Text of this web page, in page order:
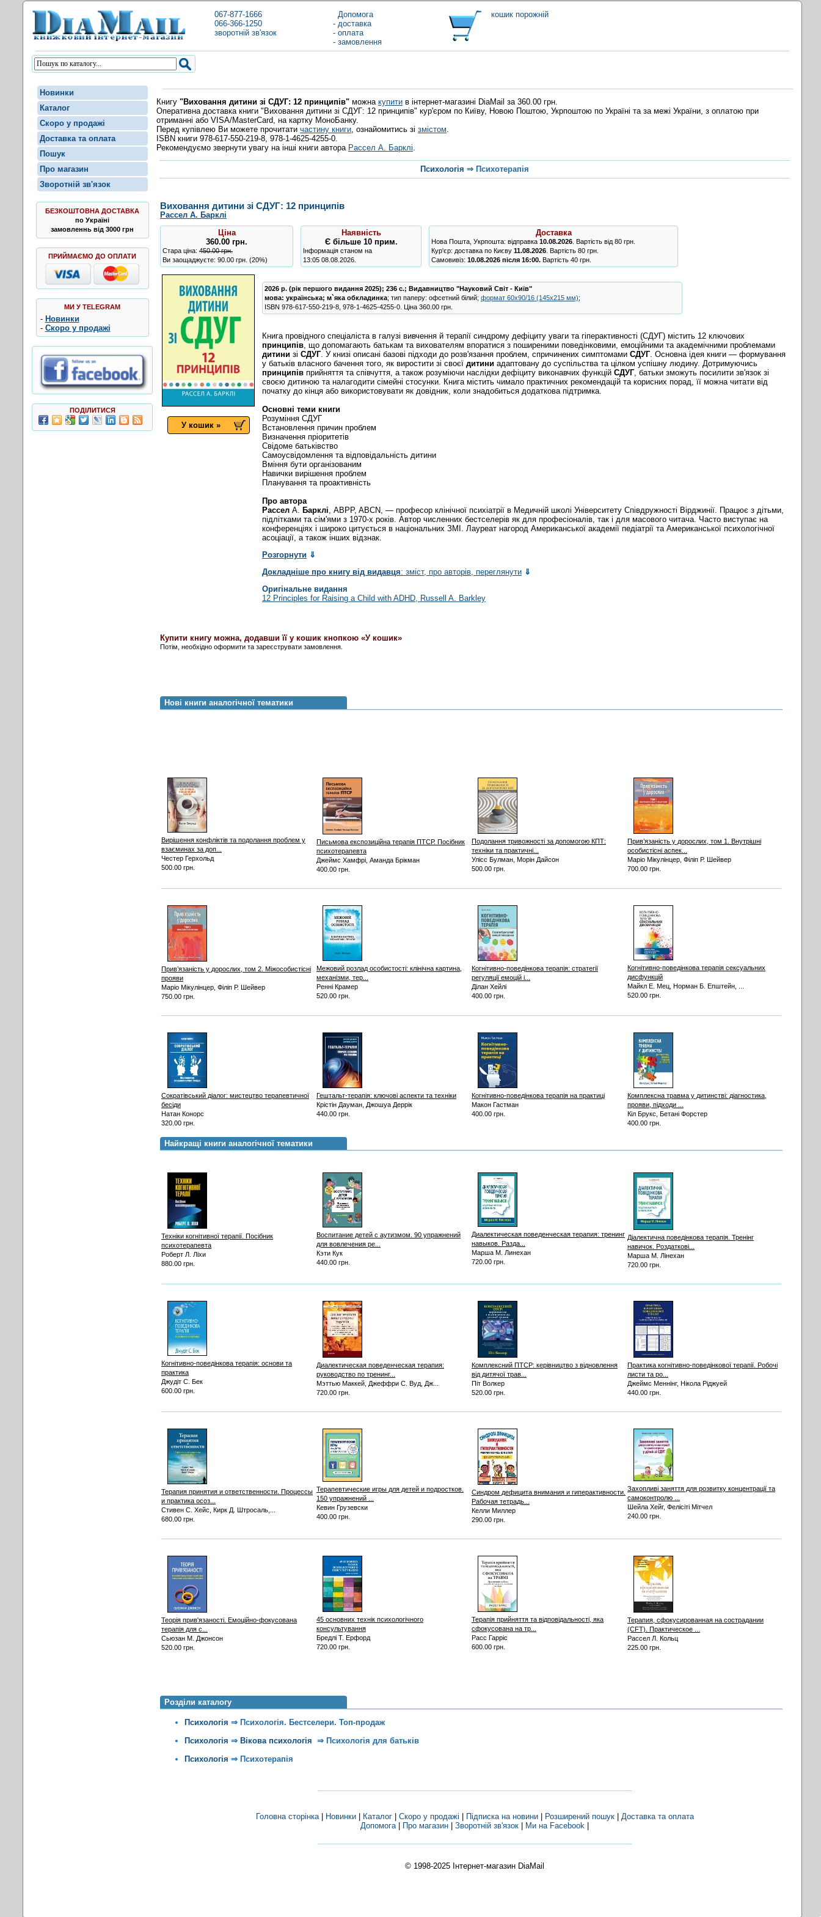
067-877-1666
066-366-1250
зворотній зв'язок
Допомога
- доставка
- оплата
- замовлення
кошик порожній
Новинки
Каталог
Скоро у продажі
Доставка та оплата
Пошук
Про магазин
Зворотній зв'язок
БЕЗКОШТОВНА ДОСТАВКА
по Україні
замовленнь від 3000 грн
ПРИЙМАЄМО ДО ОПЛАТИ
МИ У TELEGRAM
- Новинки
- Скоро у продажі
ПОДІЛИТИСЯ
Книгу "Виховання дитини зі СДУГ: 12 принципів" можна купити в інтернет-магазині DiaMail за 360.00 грн.
Оперативна доставка книги "Виховання дитини зі СДУГ: 12 принципів" кур'єром по Київу, Новою Поштою, Укрпоштою по Україні та за межі України, з оплатою при
отриманні або VISA/MasterCard, на картку МоноБанку.
Перед купівлею Ви можете прочитати частину книги , ознайомитись зі змістом
ISBN книги 978-617-550-219-8, 978-1-4625-4255-0.
Рекомендуємо звернути увагу на інші книги автора Рассел А. Барклі
Психологія ⇒ Психотерапія
Виховання дитини зі СДУГ: 12 принципів
Рассел А. Барклі
Ціна
360.00 грн.
Стара ціна: 450.00 грн.
Ви заощаджуєте: 90.00 грн. (20%)
Наявність
Є більше 10 прим.
Інформація станом на
13:05 08.08.2026.
Доставка
Нова Пошта, Укрпошта: відправка 10.08.2026 . Вартість від 80 грн.
Кур'єр: доставка по Києву 11.08.2026 . Вартість 80 грн.
Самовивіз: 10.08.2026 після 16:00. Вартість 40 грн.
У кошик »
2026 р. (рік першого видання 2025); 236 с.; Видавництво "Науковий Світ - Київ"
мова: українська; м`яка обкладинка; тип паперу: офсетний білий; формат 60х90/16 (145х215 мм);
ISBN 978-617-550-219-8, 978-1-4625-4255-0 Ціна 360.00 грн.
Книга провідного спеціаліста в галузі вивчення й терапії синдрому дефіциту уваги та гіперактивності (СДУГ) містить 12 ключових
принципів, що допомагають батькам та вихователям впоратися з поширеними поведінковими, емоційними та академічними проблемами
дитини зі СДУГ. У книзі описані базові підходи до розв'язання проблем, спричинених симптомами СДУГ. Основна ідея книги — формування
у батьків власного бачення того, як виростити зі своєї дитини адаптовану до суспільства та цілком успішну людину. Дотримуючись
принципів прийняття та співчуття, а також розуміючи наслідки дефіциту виконавчих функцій СДУГ, батьки зможуть посилити зв'язок зі
своєю дитиною та налагодити сімейні стосунки. Книга містить чимало практичних рекомендацій та корисних порад, її можна читати від
початку до кінця або використовувати як довідник, коли знадобиться додаткова підтримка.
Основні теми книги
Розуміння СДУГ
Встановлення причин проблем
Визначення пріоритетів
Свідоме батьківство
Самоусвідомлення та відповідальність дитини
Вміння бути організованим
Навички вирішення проблем
Планування та проактивність
Про автора
Рассел А. Барклі, ABPP, ABCN, — професор клінічної психіатрії в Медичній школі Університету Співдружності Вірджинії. Працює з дітьми,
підлітками та сім'ями з 1970-х років. Автор численних бестселерів як для професіоналів, так і для масового читача. Часто виступає на
конференціях і широко цитується в національних ЗМІ. Лауреат нагород Американської академії педіатрії та Американської психологічної
асоціації, а також інших відзнак.
Розгорнути ⇓
Докладніше про книгу від видавця: зміст, про авторів, переглянути ⇓
Оригінальне видання
12 Principles for Raising a Child with ADHD, Russell A. Barkley
Купити книгу можна, додавши її у кошик кнопкою «У кошик»
Потім, необхідно оформити та зареєструвати замовлення.
Нові книги аналогічної тематики
Вирішення конфліктів та подолання проблем у
взаєминах за доп...
Честер Герхольд
500.00 грн.
Письмова експозиційна терапія ПТСР. Посібник
психотерапевта
Джеймс Хамфрі, Аманда Брікман
400.00 грн.
Подолання тривожності за допомогою КПТ:
техніки та практичні...
Улісс Булман, Морін Дайсон
500.00 грн.
Прив’язаність у дорослих, том 1. Внутрішні
особистісні аспек...
Маріо Мікулінцер, Філіп Р. Шейвер
700.00 грн.
Прив’язаність у дорослих, том 2. Міжособистісні
прояви
Маріо Мікулінцер, Філіп Р. Шейвер
750.00 грн.
Межовий розлад особистості: клінічна картина,
механізми, тер...
Ренні Крамер
520.00 грн.
Когнітивно-поведінкова терапія: стратегії
регуляції емоцій і...
Ділан Хейлі
400.00 грн.
Когнітивно-поведінкова терапія сексуальних
дисфункцій
Майкл Е. Мец, Норман Б. Епштейн, ...
520.00 грн.
Сократівський діалог: мистецтво терапевтичної
бесіди
Натан Конорс
320.00 грн.
Гештальт-терапія: ключові аспекти та техніки
Крістін Дауман, Джошуа Деррік
440.00 грн.
Когнітивно-поведінкова терапія на практиці
Макон Гастман
400.00 грн.
Комплексна травма у дитинстві: діагностика,
прояви, підходи ...
Кіл Брукс, Бетані Форстер
400.00 грн.
Найкращі книги аналогічної тематики
Техніки когнітивної терапії. Посібник
психотерапевта
Роберт Л. Ліхи
880.00 грн.
Воспитание детей с аутизмом. 90 упражнений
для вовлечения ре...
Кэти Кук
440.00 грн.
Диалектическая поведенческая терапия: тренинг
навыков. Разда...
Марша М. Линехан
720.00 грн.
Діалектична поведінкова терапія. Тренінг
навичок. Роздаткові...
Марша М. Лінехан
720.00 грн.
Когнітивно-поведінкова терапія: основи та
практика
Джудіт С. Бек
600.00 грн.
Диалектическая поведенческая терапия:
руководство по тренинг...
Мэттью Маккей, Джеффри С. Вуд, Дж...
720.00 грн.
Комплексний ПТСР: керівництво з відновлення
від дитячої трав...
Піт Волкер
520.00 грн.
Практика когнітивно-поведінкової терапії. Робочі
листи та ро...
Джеймс Меннінг, Нікола Ріджуей
440.00 грн.
Терапия принятия и ответственности. Процессы
и практика осоз...
Стивен С. Хейс, Кирк Д. Штросаль,...
680.00 грн.
Терапевтические игры для детей и подростков.
150 упражнений ...
Кевин Грузевски
400.00 грн.
Синдром дефицита внимания и гиперактивности.
Рабочая тетрадь...
Келли Миллер
290.00 грн.
Захопливі заняття для розвитку концентрації та
самоконтролю ...
Шейла Хейг, Фелісіті Мітчел
240.00 грн.
Теорія прив'язаності. Емоційно-фокусована
терапія для с...
Сьюзан М. Джонсон
520.00 грн.
45 основних технік психологічного
консультування
Бредлі Т. Ерфорд
720.00 грн.
Терапія прийняття та відповідальності, яка
сфокусована на тр...
Расс Гарріс
600.00 грн.
Терапия, сфокусированная на сострадании
(CFT). Практическое ...
Рассел Л. Кольц
225.00 грн.
Розділи каталогу
Психологія ⇒ Психологія. Бестселери. Топ-продаж
Психологія ⇒ Вікова психологія ⇒ Психологія для батьків
Психологія ⇒ Психотерапія
Головна сторінка| Новинки| Каталог| Скоро у продажі Підписка на новини Розширений пошук| Доставка та оплата
Допомога| Про магазин Зворотній зв'язок Ми на Facebook
© 1998-2025 Інтернет-магазин DiaMail